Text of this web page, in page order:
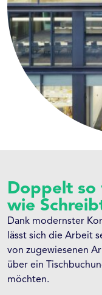
Doppelt
wie
Dank modernster
lässt sich die Arbeit
von zugewiesenen
über ein
möchten.